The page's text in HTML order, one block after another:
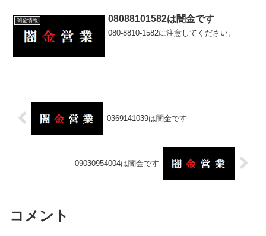
闇金情報 08088101582は闇金です
080-8810-1582に注意してください。
0369141039は闇金です
09030954004は闇金です
コメント